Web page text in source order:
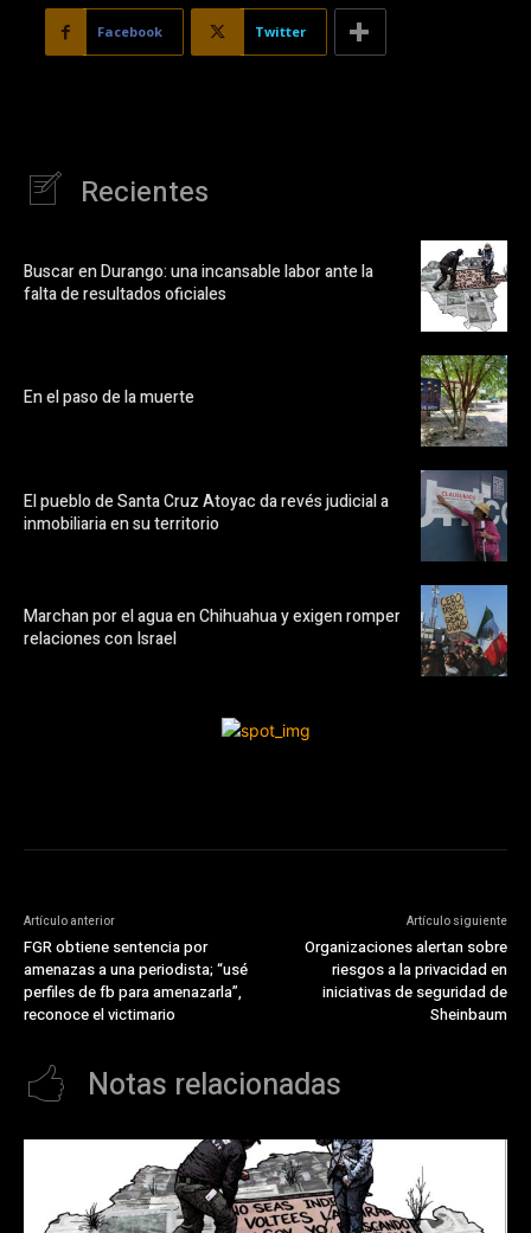
Facebook Twitter
Recientes
Buscar en Durango: una incansable labor ante la
falta de resultados oficiales
En el paso de la muerte
El pueblo de Santa Cruz Atoyac da revés judicial a
inmobiliaria en su territorio
Marchan por el agua en Chihuahua y exigen romper
relaciones con Israel
Artículo anterior
FGR obtiene sentencia por
amenazas a una periodista; “usé
perfiles de fb para amenazarla”,
reconoce el victimario
Artículo siguiente
Organizaciones alertan sobre
riesgos a la privacidad en
iniciativas de seguridad de
Sheinbaum
Notas relacionadas